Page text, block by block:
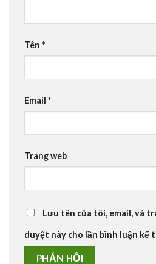
Tên *
Email *
Trang web
Lưu tên của tôi, email, và
duyệt này cho lần bình luận kế